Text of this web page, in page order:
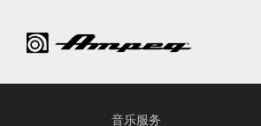
音乐服务